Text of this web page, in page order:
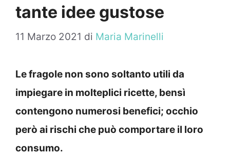
tante idee gustose
11 Marzo 2021 di Maria Marinelli
Le fragole non sono soltanto utili da
impiegare in molteplici ricette, bensì
contengono numerosi benefici; occhio
però ai rischi che può comportare il loro
consumo.